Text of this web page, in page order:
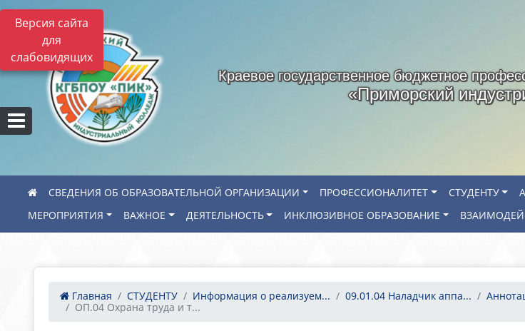
Версия сайта
для
слабовидящих
Краевое государственное бюджетное
«Приморский
СВЕДЕНИЯ ОБ ОБРАЗОВАТЕЛЬНОЙ ОРГАНИЗАЦИИ ПРОФЕССИОНАЛИТЕТ СТУДЕНТУ
МЕРОПРИЯТИЯ
ВАЖНОЕ ДЕЯТЕЛЬНОСТЬ ИНКЛЮЗИВНОЕ ОБРАЗОВАНИЕ
Главная СТУДЕНТУ Информация о реализуем... 09.01.04 Наладчик аппа...
ОП.04 Охрана труда и т...